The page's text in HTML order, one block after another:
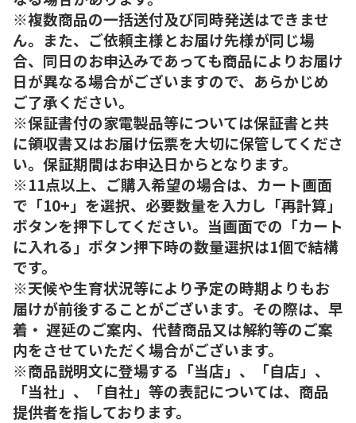
※複数商品の一括送付及び同時発送はできませ
ん。また、ご依頼主様とお届け先様が同じ場
合、同日のお申込みであっても商品によりお届け
日が異なる場合がございますので、あらかじめ
ご了承ください。
※保証書付の家電製品等については保証書と共
に領収書又はお届け伝票を大切に保管してくださ
い。保証期間はお申込日からとなります。
※11点以上、ご購入希望の場合は、カート画面
で「10+」を選択、必要数量を入力し「再計算」
ボタンを押下してください。当画面での「カート
に入れる」ボタン押下時の数量選択は1個で結構
です。
※天候や生育状況等により予定の時期よりもお
届けが前後することがございます。その際は、早
着・ 遅延のご案内、代替商品又は解約等のご案
内をさせていただく場合がございます。
※商品説明文に登場する「当店」、「自店」、
「当社」、「自社」等の表記については、商品
提供者を指しております。